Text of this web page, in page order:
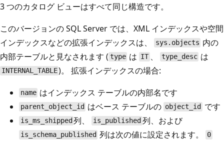
3 つのカタログ ビューはすべて同じ構造です。
このバージョンの SQL Server では、XML インデックスや空間
インデックスなどの拡張インデックスは、
sys.objects 内の
内部テーブルと見なされます ( type は IT、 type_desc は
INTERNAL_TABLE)。 拡張インデックスの場合:
name はインデックス テーブルの内部名です
parent_object_id はベース テーブルの object_id です
is_ms_shipped 列、 is_published 列、および
is_schema_published 列は次の値に設定されます。 0